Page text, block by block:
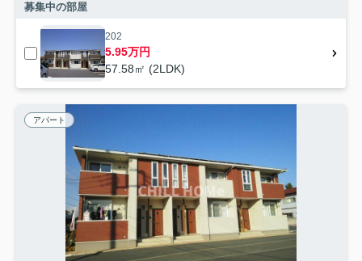
募集中の部屋
202
5.95万円
57.58㎡ (2LDK)
アパート